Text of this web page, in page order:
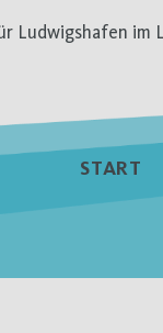
Ludwigshafen im
START